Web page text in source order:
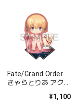
Fate/Grand Order
きゃらとりあ アクリ
¥1,100